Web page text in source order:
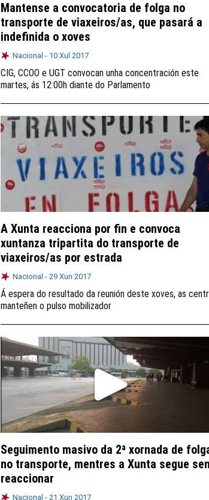
Mantense a convocatoria de folga no
transporte de viaxeiros/as, que pasará a
indefinida o xoves
Nacional - 10 Xul 2017
CIG, CCOO e UGT convocan unha concentración este
martes, ás 12:00h diante do Parlamento
A Xunta reacciona por fin e convoca
xuntanza tripartita do transporte de
viaxeiros/as por estrada
Nacional - 29 Xun 2017
Á espera do resultado da reunión deste xoves, as
manteñen o pulso mobilizador
Seguimento masivo da 2ª xornada de
no transporte, mentres a Xunta segue sen
reaccionar
Nacional - 21 Xun 2017